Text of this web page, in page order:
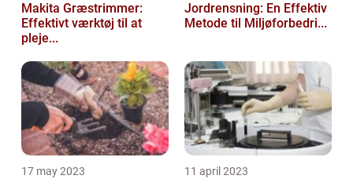
Makita Græstrimmer:
Effektivt værktøj til at
pleje...
Jordrensning: En Effektiv
Metode til Miljøforbedri...
17 may 2023 11 april 2023